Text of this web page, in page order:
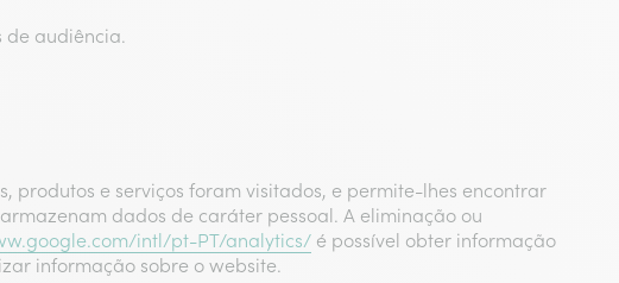
de audiência.
e serviços foram visitados, e permite-lhes encontrar
dados de caráter pessoal. A eliminação ou
intl/pt-PT/analytics/ é possível obter informação
informação sobre o website.